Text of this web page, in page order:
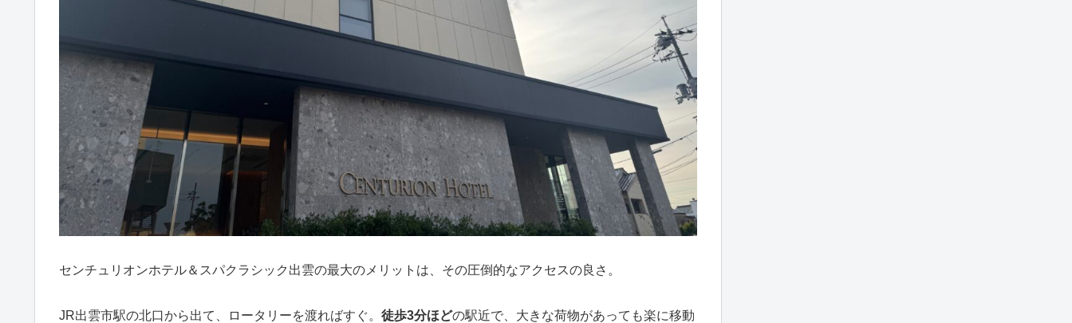
センチュリオンホテル＆スパクラシック出雲の最大のメリットは、その圧倒的なアクセスの良さ。
JR出雲市駅の北口から出て、ロータリーを渡ればすぐ。 徒歩3分ほどの駅近で、大きな荷物があっても楽に移動